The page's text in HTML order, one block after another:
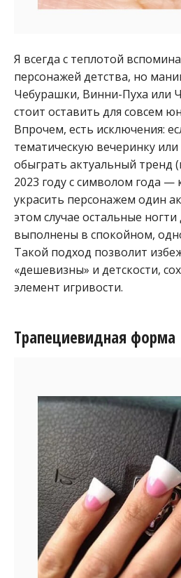
Я всегда с теплотой
персонажей детства, но
Чебурашки, Винни-Пуха или
стоит оставить для совсем
Впрочем, есть исключения:
тематическую вечеринку или
обыграть актуальный тренд
2023 году с символом года
украсить персонажем один
этом случае остальные
выполнены в спокойном,
Такой подход позволит
«дешевизны» и детскости,
элемент игривости.
Трапециевидная форма